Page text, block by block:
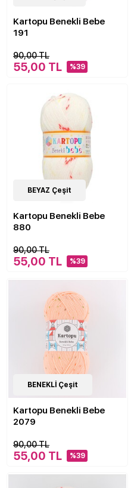
Kartopu Benekli Bebe
191
90,00 TL
55,00 TL %39
14Çeşit
BEYAZ Çeşit
Kartopu Benekli Bebe
880
90,00 TL
55,00 TL %39
BENEKLİ Çeşit
Kartopu Benekli Bebe
2079
90,00 TL
55,00 TL %39